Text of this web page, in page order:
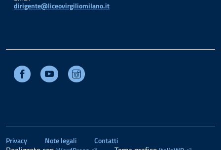
dirigente@liceovirgiliomilano.it
Facebook Youtube
Privacy Note legali Contatti